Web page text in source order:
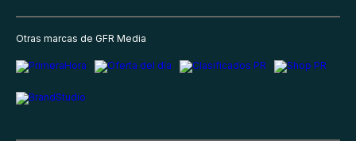
Otras marcas de GFR Media